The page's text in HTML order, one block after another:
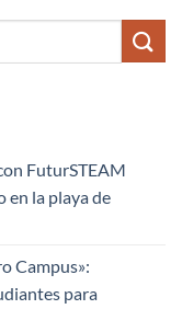
FuturSTEAM
en la playa de
Campus»:
para